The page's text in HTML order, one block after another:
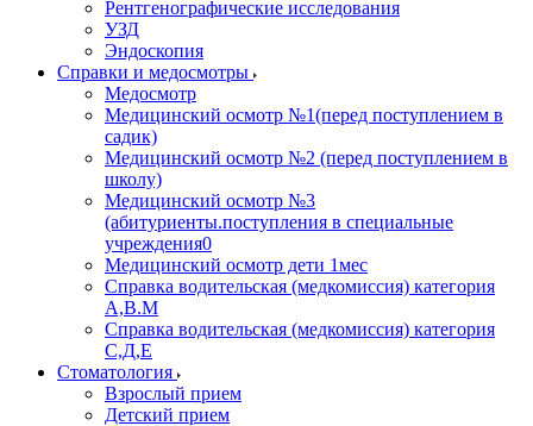
Рентгенографические исследования
УЗД
Эндоскопия
Справки и медосмотры
Медосмотр
Медицинский осмотр №1(перед поступлением в
садик)
Медицинский осмотр №2 (перед поступлением в
школу)
Медицинский осмотр №3
(абитуриенты.поступления в специальные
учреждения0
Медицинский осмотр дети 1мес
Справка водительская (медкомиссия) категория
А,В.М
Справка водительская (медкомиссия) категория
С,Д,Е
Стоматология
Взрослый прием
Детский прием